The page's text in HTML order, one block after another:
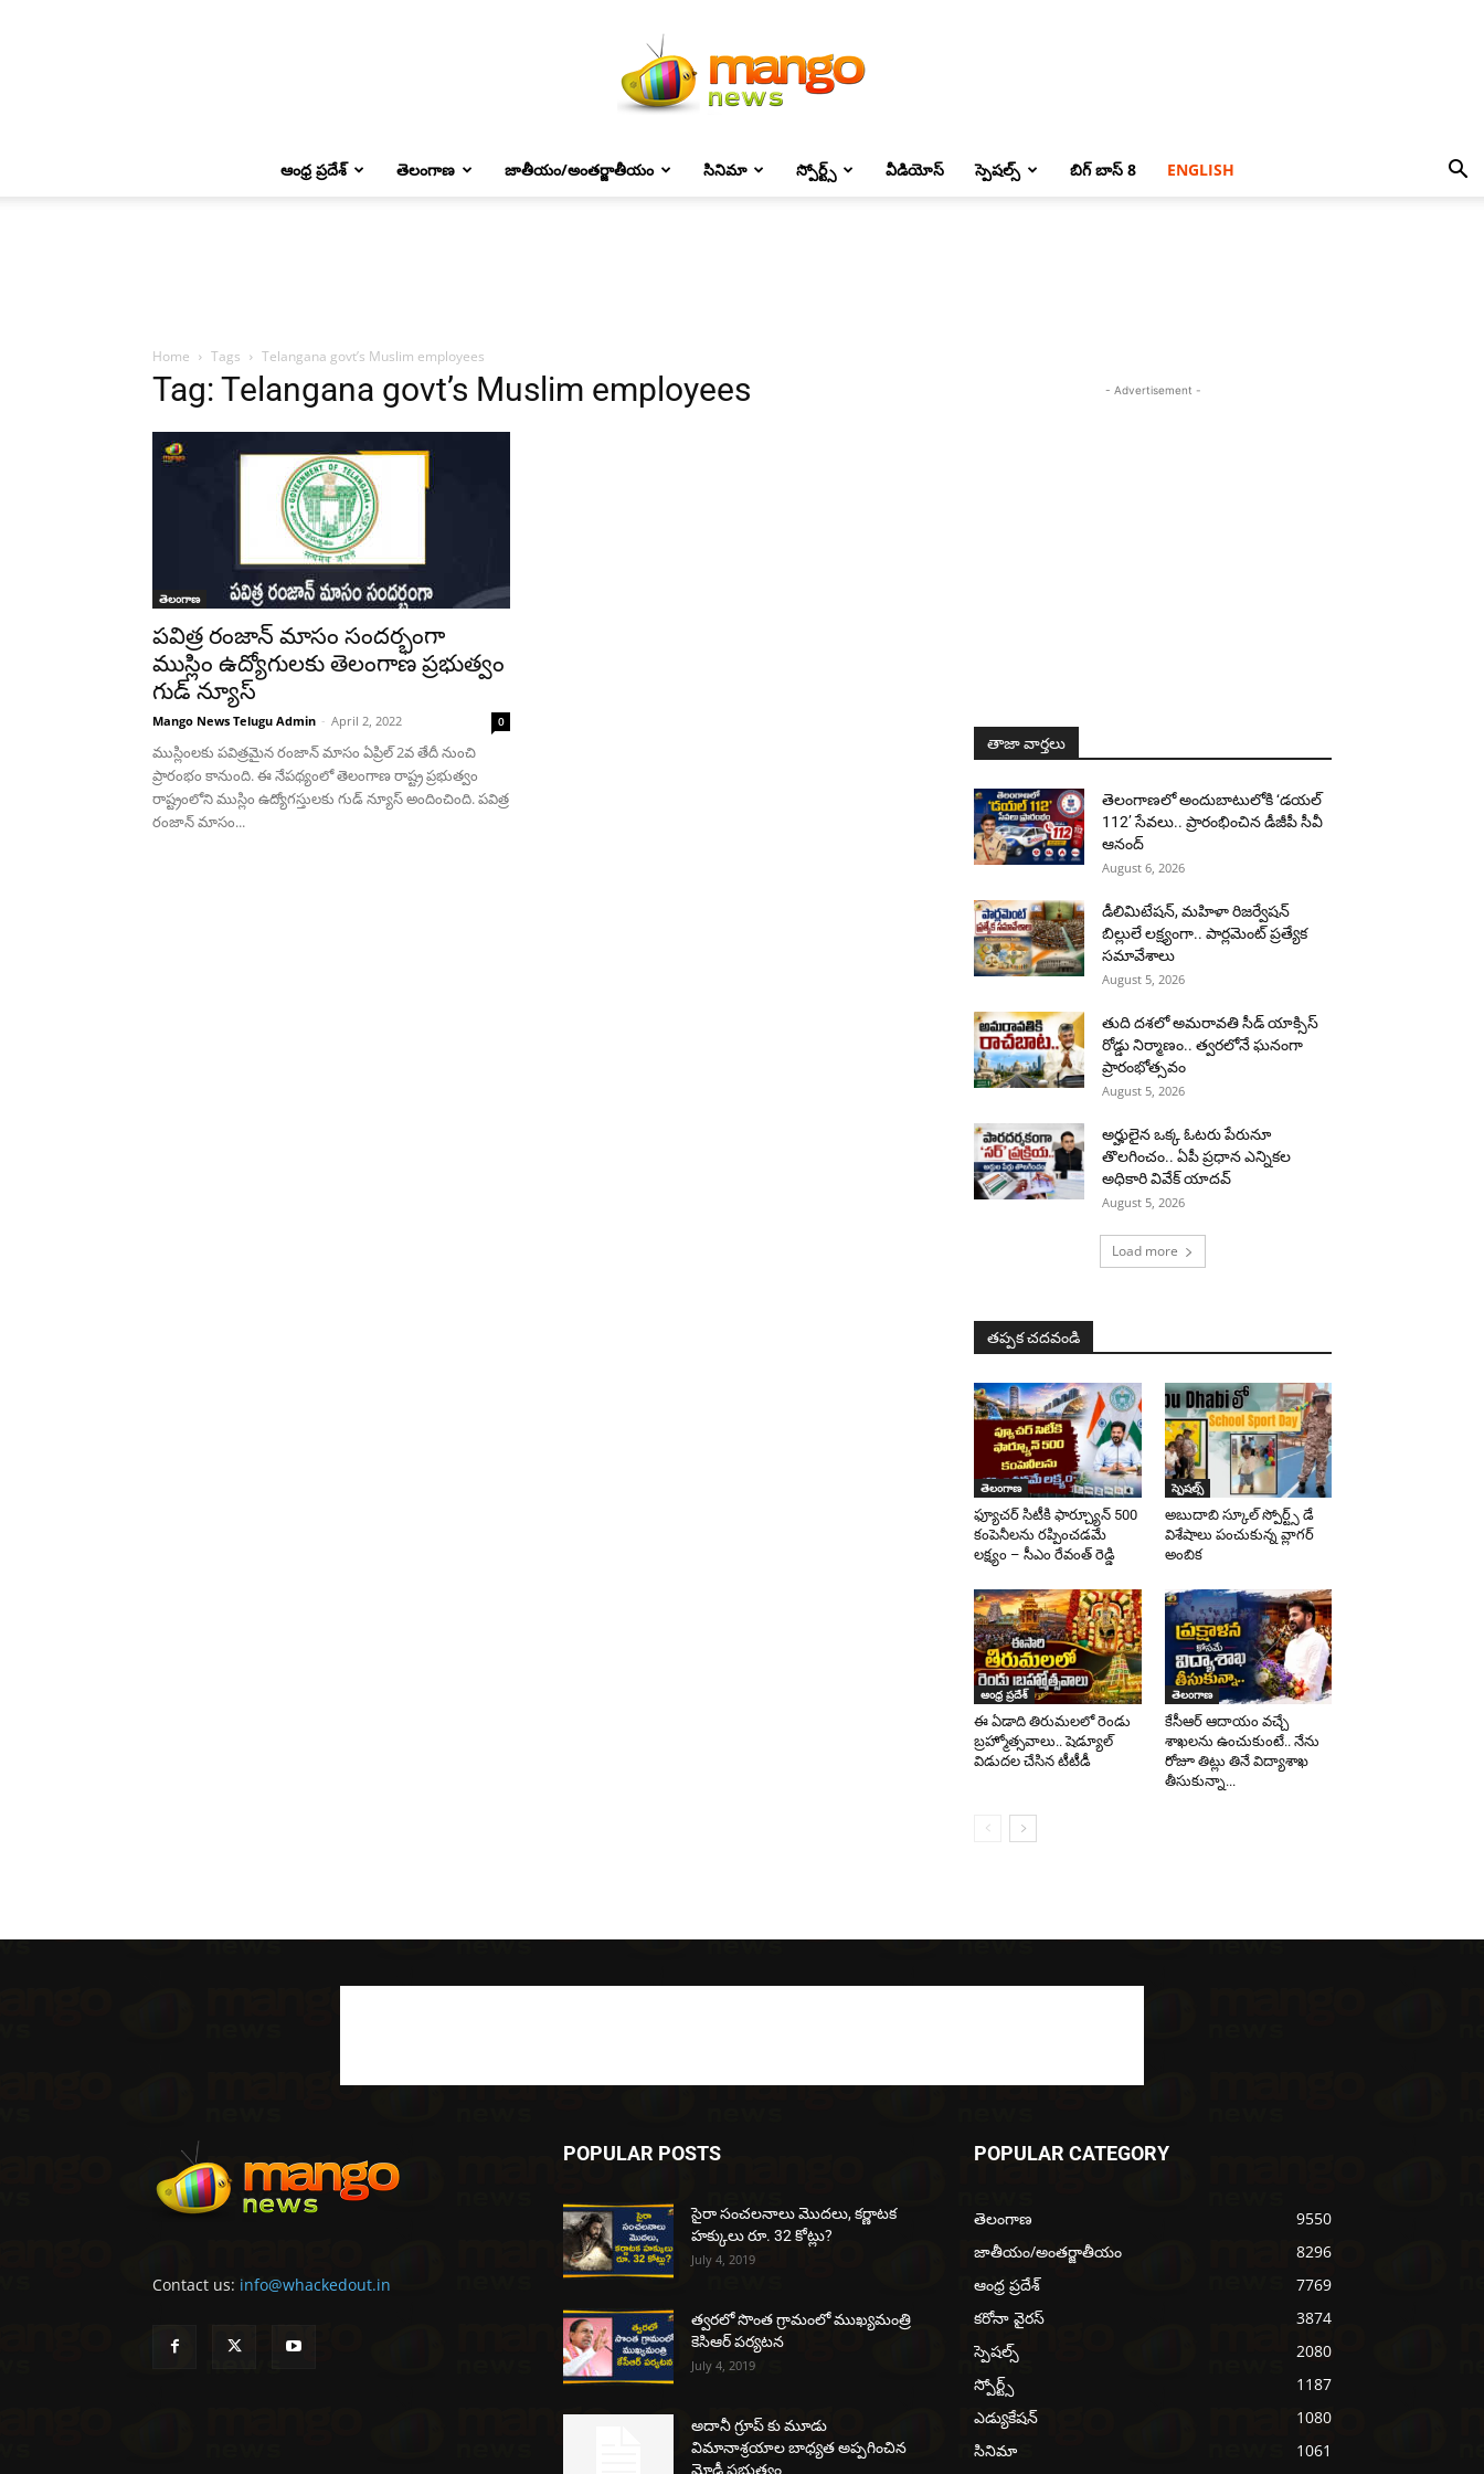
ఆంధ్ర ప్రదేశ్ తెలంగాణ జాతీయం/అంతర్జాతీయం సినిమా స్పోర్ట్స్ వీడియోస్ స్పెషల్స్ బిగ్ బాస్ 8 ENGLISH
Home Tags Telangana govt’s Muslim employees
Tag: Telangana govt’s Muslim employees
తెలంగాణ
పవిత్ర రంజాన్ మాసం సందర్భంగా
ముస్లిం ఉద్యోగుల‌కు తెలంగాణ ప్రభుత్వం
గుడ్ న్యూస్
Mango News Telugu Admin - April 2, 2022 0
ముస్లింలకు పవిత్రమైన రంజాన్‌ మాసం ఏప్రిల్ 2వ తేదీ నుంచి
ప్రారంభం కానుంది. ఈ నేపథ్యంలో తెలంగాణ రాష్ట్ర ప్రభుత్వం
రాష్ట్రంలోని ముస్లిం ఉద్యోగస్తులకు గుడ్ న్యూస్ అందించింది. పవిత్ర
రంజాన్ మాసం...
- Advertisement -
తాజా వార్తలు
తెలంగాణలో అందుబాటులోకి ‘డయల్
112’ సేవలు.. ప్రారంభించిన డీజీపీ సీవీ
ఆనంద్
August 6, 2026
డీలిమిటేషన్, మహిళా రిజర్వేషన్
బిల్లులే లక్ష్యంగా.. పార్లమెంట్ ప్రత్యేక
సమావేశాలు
August 5, 2026
తుది దశలో అమరావతి సీడ్ యాక్సిస్
రోడ్డు నిర్మాణం.. త్వరలోనే ఘనంగా
ప్రారంభోత్సవం
August 5, 2026
అర్హులైన ఒక్క ఓటరు పేరునూ
తొలగించం.. ఏపీ ప్రధాన ఎన్నికల
అధికారి వివేక్ యాదవ్
August 5, 2026
Load more
తప్పక చదవండి
తెలంగాణ
ఫ్యూచర్ సిటీకి ఫార్చ్యూన్ 500
కంపెనీలను రప్పించడమే
లక్ష్యం – సీఎం రేవంత్ రెడ్డి
స్పెషల్స్
అబుదాబి స్కూల్ స్పోర్ట్స్ డే
విశేషాలు పంచుకున్న వ్లాగర్
అంబిక
ఆంధ్ర ప్రదేశ్
ఈ ఏడాది తిరుమలలో రెండు
బ్రహ్మోత్సవాలు.. షెడ్యూల్
విడుదల చేసిన టీటీడీ
తెలంగాణ
కేసీఆర్‌ ఆదాయం వచ్చే
శాఖలను ఉంచుకుంటే.. నేను
రోజూ తిట్లు తినే విద్యాశాఖ
తీసుకున్నా...
Contact us: info@whackedout.in
POPULAR POSTS
సైరా సంచలనాలు మొదలు, కర్ణాటక
హక్కులు రూ. 32 కోట్లు?
July 4, 2019
త్వరలో సొంత గ్రామంలో ముఖ్యమంత్రి
కెసిఆర్ పర్యటన
July 4, 2019
అదానీ గ్రూప్ కు మూడు
విమానాశ్రయాల బాధ్యత అప్పగించిన
మోడీ ప్రభుత్వం
POPULAR CATEGORY
తెలంగాణ
9550
జాతీయం/అంతర్జాతీయం
8296
ఆంధ్ర ప్రదేశ్
7769
కరోనా వైరస్
3874
స్పెషల్స్
2080
స్పోర్ట్స్
1187
ఎడ్యుకేషన్
1080
సినిమా
1061